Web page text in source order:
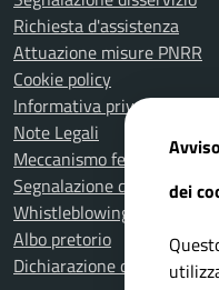
Richiesta d'assistenza
Attuazione misure PNRR
Cookie policy
Informativa privacy
Note Legali
Meccanismo feedback per
Segnalazione di illeciti
Whistleblowing)
Albo pretorio
Dichiarazione di
dei